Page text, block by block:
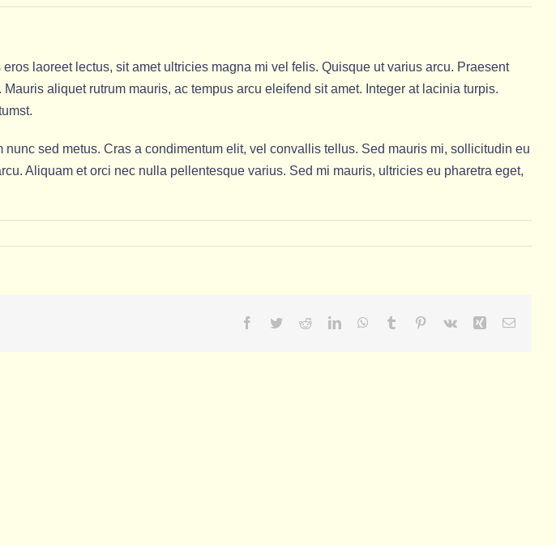
laoreet lectus, sit amet ultricies magna mi vel felis. Quisque ut varius arcu. Praesent
aliquet rutrum mauris, ac tempus arcu eleifend sit amet. Integer at lacinia turpis.
sed metus. Cras a condimentum elit, vel convallis tellus. Sed mauris mi, sollicitudin eu
Aliquam et orci nec nulla pellentesque varius. Sed mi mauris, ultricies eu pharetra eget,
Facebook
TwitterRedditLinkedInWhatsApp
Tumblr Pinterest
Vk Xing Email